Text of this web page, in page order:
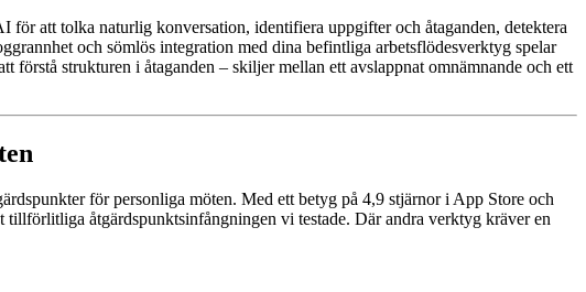
för att tolka naturlig konversation, identifiera uppgifter och åtaganden, detektera
och sömlös integration med dina befintliga arbetsflödesverktyg spelar
strukturen i åtaganden – skiljer mellan ett avslappnat omnämnande och ett
för personliga möten. Med ett betyg på 4,9 stjärnor i App Store och
åtgärdspunktsinfångningen vi testade. Där andra verktyg kräver en